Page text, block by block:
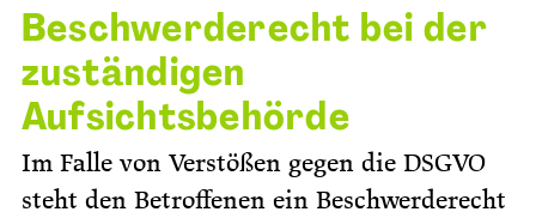
Beschwerderecht bei der
zuständigen
Aufsichtsbehörde
Im Falle von Verstößen gegen die DSGVO
steht den Betroffenen ein Beschwerderecht